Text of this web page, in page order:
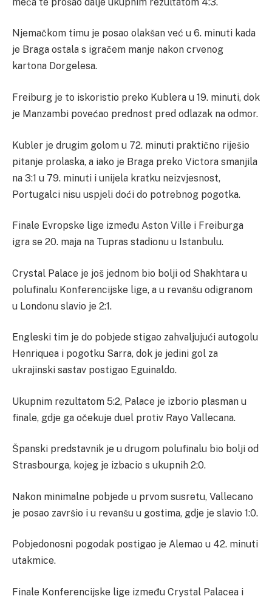
Njemačkom timu je posao olakšan već u 6. minuti kada
je Braga ostala s igračem manje nakon crvenog
kartona Dorgelesa.
Freiburg je to iskoristio preko Kublera u 19. minuti, dok
je Manzambi povećao prednost pred odlazak na odmor.
Kubler je drugim golom u 72. minuti praktično riješio
pitanje prolaska, a iako je Braga preko Victora smanjila
na 3:1 u 79. minuti i unijela kratku neizvjesnost,
Portugalci nisu uspjeli doći do potrebnog pogotka.
Finale Evropske lige između Aston Ville i Freiburga
igra se 20. maja na Tupras stadionu u Istanbulu.
Crystal Palace je još jednom bio bolji od Shakhtara u
polufinalu Konferencijske lige, a u revanšu odigranom
u Londonu slavio je 2:1.
Engleski tim je do pobjede stigao zahvaljujući autogolu
Henriquea i pogotku Sarra, dok je jedini gol za
ukrajinski sastav postigao Eguinaldo.
Ukupnim rezultatom 5:2, Palace je izborio plasman u
finale, gdje ga očekuje duel protiv Rayo Vallecana.
Španski predstavnik je u drugom polufinalu bio bolji od
Strasbourga, kojeg je izbacio s ukupnih 2:0.
Nakon minimalne pobjede u prvom susretu, Vallecano
je posao završio i u revanšu u gostima, gdje je slavio 1:0.
Pobjedonosni pogodak postigao je Alemao u 42. minuti
utakmice.
Finale Konferencijske lige između Crystal Palacea i